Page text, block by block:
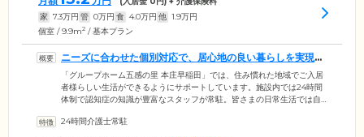
家 7.3万円 管 0万円 食 4.0万円 他 1.9万円
個室 / 9.9m2 / 基本プラン
ニーズに合わせた個別対応で、居心地の良い暮らしを実現し
ます
「グループホーム五感の里 本庄早稲田」では、住み慣れた地域でご入居
者様らしい生活ができるようにサポートしています。施設内では24時間
体制で認知症の知識が豊富なスタッフが常駐。皆さまの日常生活では自
ります。お一人おひとりのニーズに沿った個別対応も柔軟に対応いたし
24時間介護士常駐